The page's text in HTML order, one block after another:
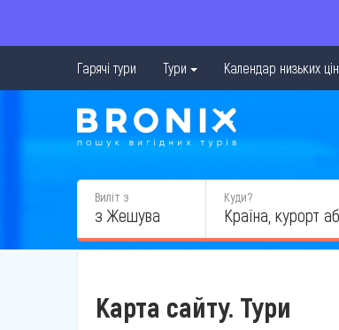
Гарячі тури Тури Календар низьких цін
Виліт з
з Жешува
Куди?
Карта сайту. Тури